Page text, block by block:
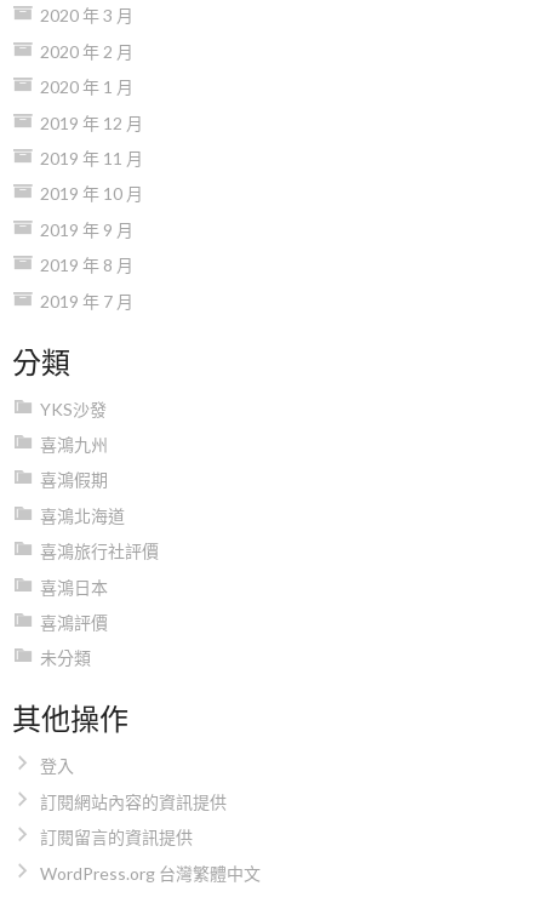
2020 年 3 月
2020 年 2 月
2020 年 1 月
2019 年 12 月
2019 年 11 月
2019 年 10 月
2019 年 9 月
2019 年 8 月
2019 年 7 月
分類
YKS沙發
喜鴻九州
喜鴻假期
喜鴻北海道
喜鴻旅行社評價
喜鴻日本
喜鴻評價
未分類
其他操作
登入
訂閱網站內容的資訊提供
訂閱留言的資訊提供
WordPress.org 台灣繁體中文